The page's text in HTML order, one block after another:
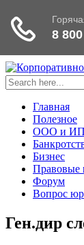
Главная
Полезное
ООО и ИП
Бизнес
Правовые
Форум
Вопрос
Ген.дир